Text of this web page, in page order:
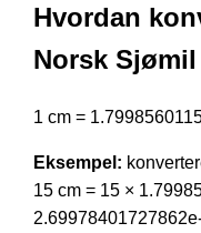
Hvordan
Norsk Sjømil
1 cm =
Eksempel:
15 cm = 15 ×